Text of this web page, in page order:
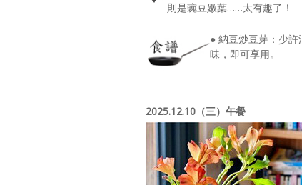
則是豌豆嫩葉……太有趣了！
● 納豆炒豆芽：少
味，即可享用。
2025.12.10（三）午餐